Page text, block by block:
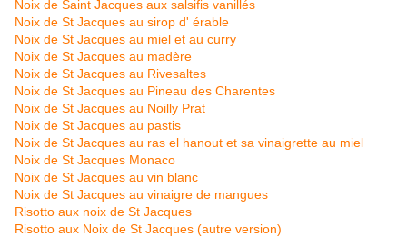
Noix de Saint Jacques aux salsifis vanillés
Noix de St Jacques au sirop d' érable
Noix de St Jacques au miel et au curry
Noix de St Jacques au madère
Noix de St Jacques au Rivesaltes
Noix de St Jacques au Pineau des Charentes
Noix de St Jacques au Noilly Prat
Noix de St Jacques au pastis
Noix de St Jacques au ras el hanout et sa vinaigrette au miel
Noix de St Jacques Monaco
Noix de St Jacques au vin blanc
Noix de St Jacques au vinaigre de mangues
Risotto aux noix de St Jacques
Risotto aux Noix de St Jacques (autre version)